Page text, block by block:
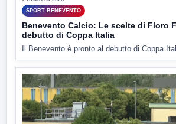
SPORT BENEVENTO
Benevento Calcio: Le scelte di Floro
debutto di Coppa Italia
Il Benevento è pronto al debutto di Coppa